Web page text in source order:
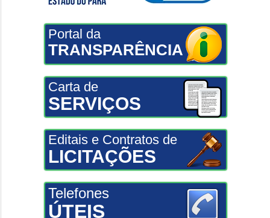
Portal da
TRANSPARÊNCIA
Carta de
SERVIÇOS
Editais e Contratos de
LICITAÇÕES
Telefones
ÚTEIS